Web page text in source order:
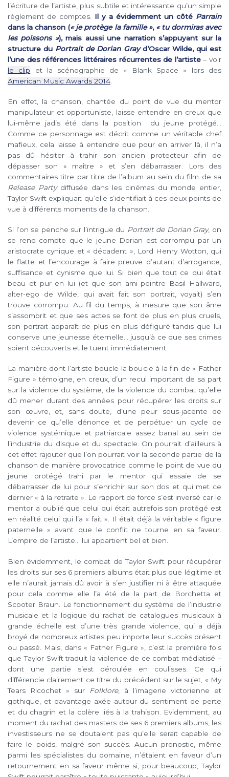
l’écriture de l’artiste, plus subtile et intéressante qu’un simple
règlement de comptes. Il y a évidemment un côté Parrain
dans la chanson (« je protège la famille », « tu dormiras avec
les poissons »), mais aussi une narration s’appuyant sur la
structure du Portrait de Dorian Grayd’Oscar Wilde, qui est
l’une des références littéraires récurrentes de l’artiste– voir
le clip et la scénographie de « Blank Space » lors des
American Music Awards 2014
En effet, la chanson, chantée du point de vue du mentor
manipulateur et opportuniste, laisse entendre en creux que
lui-même jadis été dans la position du jeune protégé…
Comme ce personnage est décrit comme un véritable chef
mafieux, cela laisse à entendre que pour en arriver là, il n’a
pas dû hésiter à trahir son ancien protecteur afin de
dépasser son « maître » et s’en débarrasser. Lors des
commentaires titre par titre de l’album au sein du film de sa
Release Partydiffusée dans les cinémas du monde entier,
Taylor Swift expliquait qu’elle s’identifiait à ces deux points de
vue à différents moments de la chanson.
Si l’on se penche sur l’intrigue du Portrait de Dorian Gray, on
se rend compte que le jeune Dorian est corrompu par un
aristocrate cynique et « décadent », Lord Henry Wotton, qui
le flatte et l’encourage à faire preuve d’autant d’arrogance,
suffisance et cynisme que lui. Si bien que tout ce qui était
beau et pur en lui (et que son ami peintre Basil Hallward,
alter-ego de Wilde, qui avait fait son portrait, voyait) s’en
trouve corrompu. Au fil du temps, à mesure que son âme
s’assombrit et que ses actes se font de plus en plus cruels,
son portrait apparaît de plus en plus défiguré tandis que lui
conserve une jeunesse éternelle… jusqu’à ce que ses crimes
soient découverts et le tuent immédiatement.
La manière dont l’artiste boucle la boucle à la fin de « Father
Figure » témoigne, en creux, d’un recul important de sa part
sur la violence du système, de la violence du combat qu’elle
dû mener durant des années pour récupérer les droits sur
son œuvre, et, sans doute, d’une peur sous-jacente de
devenir ce qu’elle dénonce et de perpétuer un cycle de
violence systémique et patriarcale assez banal au sein de
l’industrie du disque et du spectacle. On pourrait d’ailleurs à
cet effet rajouter que l’on pourrait voir la seconde partie de la
chanson de manière provocatrice comme le point de vue du
jeune protégé trahi par le mentor qui essaie de se
débarrasser de lui pour s’enrichir sur son dos et qui met ce
dernier « à la retraite ». Le rapport de force s’est inversé car le
mentor a oublié que celui qui était autrefois son protégé est
en réalité celui qui l’a « fait ». Il était déjà la véritable « figure
paternelle » avant que le conflit ne tourne en sa faveur.
L’empire de l’artiste… lui appartient bel et bien.
Bien évidemment, le combat de Taylor Swift pour récupérer
les droits sur ses 6 premiers albums était plus que légitime et
elle n’aurait jamais dû avoir à s’en justifier ni à être attaquée
pour cela comme elle l’a été de la part de Borchetta et
Scooter Braun. Le fonctionnement du système de l’industrie
musicale et la logique du rachat de catalogues musicaux à
grande échelle est d’une très grande violence, qui a déjà
broyé de nombreux artistes peu importe leur succès présent
ou passé. Mais, dans « Father Figure », c’est la première fois
que Taylor Swift traduit la violence de ce combat médiatisé –
dont une partie s’est déroulée en coulisses. Ce qui
différencie clairement ce titre du précédent sur le sujet, « My
Tears Ricochet » sur
Folklore, à l’imagerie victorienne et
gothique, et davantage axée autour du sentiment de perte
et du chagrin et la colère liés à la trahison. Evidemment, au
moment du rachat des masters de ses 6 premiers albums, les
investisseurs ne se doutaient pas qu’elle serait capable de
faire le poids, malgré son succès. Aucun pronostic, même
parmi les spécialistes du domaine, n’étaient en faveur d’un
retournement en sa faveur même si, pour beaucoup, Taylor